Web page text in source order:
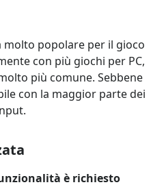
popolare per il gioco
con più giochi per PC,
più comune. Sebbene
con la maggior parte dei
è richiesto